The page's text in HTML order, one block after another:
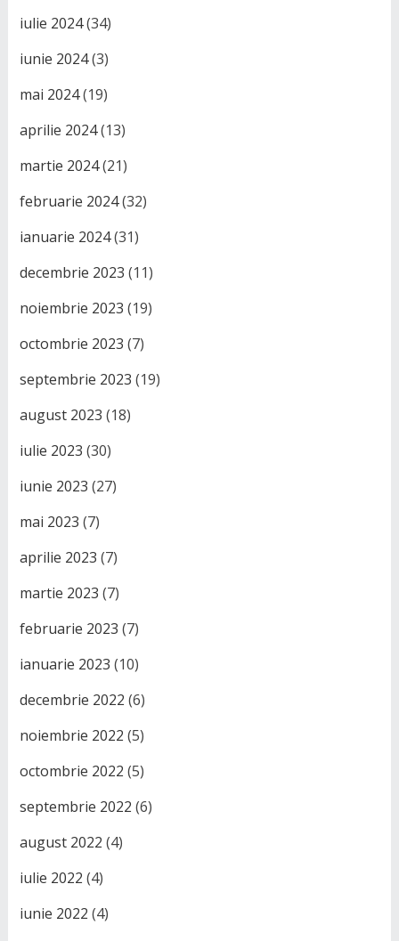
iulie 2024(34)
iunie 2024(3)
mai 2024(19)
aprilie 2024(13)
martie 2024(21)
februarie 2024(32)
ianuarie 2024(31)
decembrie 2023 (11)
noiembrie 2023 (19)
octombrie 2023 (7)
septembrie 2023 (19)
august 2023 (18)
iulie 2023 (30)
iunie 2023 (27)
mai 2023 (7)
aprilie 2023 (7)
martie 2023 (7)
februarie 2023 (7)
ianuarie 2023 (10)
decembrie 2022 (6)
noiembrie 2022 (5)
octombrie 2022 (5)
septembrie 2022 (6)
august 2022 (4)
iulie 2022 (4)
iunie 2022 (4)